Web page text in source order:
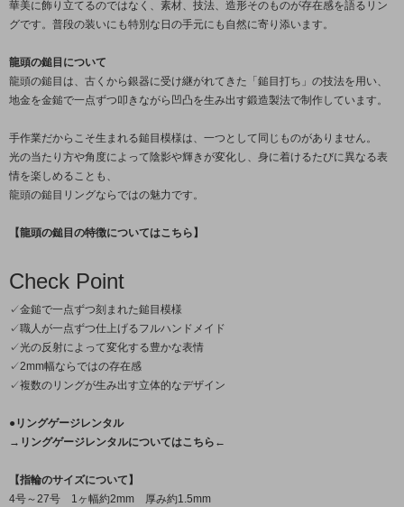
華美に飾り立てるのではなく、素材、技法、造形そのものが存在感を語るリン
グです。普段の装いにも特別な日の手元にも自然に寄り添います。
龍頭の鎚目について
龍頭の鎚目は、古くから銀器に受け継がれてきた「鎚目打ち」の技法を用い、
地金を金鎚で一点ずつ叩きながら凹凸を生み出す鍛造製法で制作しています。
手作業だからこそ生まれる鎚目模様は、一つとして同じものがありません。
光の当たり方や角度によって陰影や輝きが変化し、身に着けるたびに異なる表
情を楽しめることも、
龍頭の鎚目リングならではの魅力です。
【龍頭の鎚目の特徴についてはこちら】
Check Point
✓金鎚で一点ずつ刻まれた鎚目模様
✓職人が一点ずつ仕上げるフルハンドメイド
✓光の反射によって変化する豊かな表情
✓2mm幅ならではの存在感
✓複数のリングが生み出す立体的なデザイン
●リングゲージレンタル
→リングゲージレンタルについてはこちら←
【指輪のサイズについて】
4号～27号 1ヶ幅約2mm 厚み約1.5mm